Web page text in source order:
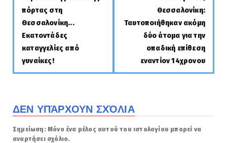
πόρτας στη
Θεσσαλονίκη...
Εκατοντάδες
καταγγελίες από
γυναίκες!
Θεσσαλονίκη:
Ταυτοποιήθηκαν ακόμη
δύο άτομα για την
οπαδική επίθεση
εναντίον 14χρονου
ΔΕΝ ΥΠΆΡΧΟΥΝ ΣΧΌΛΙΑ
Σημείωση: Μόνο ένα μέλος αυτού του ιστολογίου μπορεί να
αναρτήσει σχόλιο.